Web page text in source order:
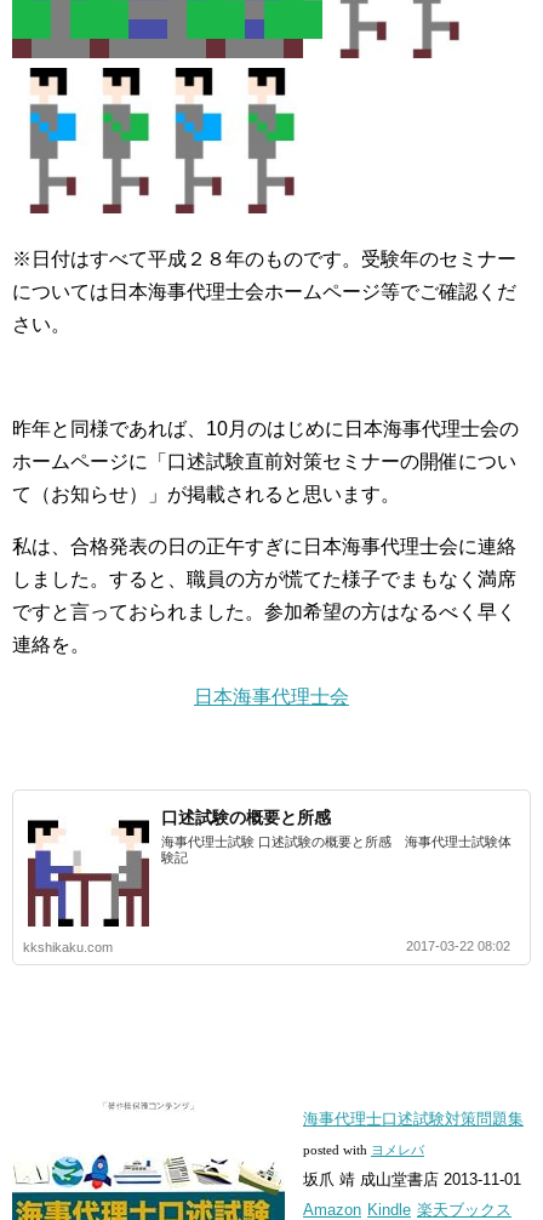
※日付はすべて平成２８年のものです。受験年のセミナー
については日本海事代理士会ホームページ等でご確認くだ
さい。
昨年と同様であれば、10月のはじめに日本海事代理士会の
ホームページに「口述試験直前対策セミナーの開催につい
て（お知らせ）」が掲載されると思います。
私は、合格発表の日の正午すぎに日本海事代理士会に連絡
しました。すると、職員の方が慌てた様子でまもなく満席
ですと言っておられました。参加希望の方はなるべく早く
連絡を。
日本海事代理士会
口述試験の概要と所感
海事代理士試験 口述試験の概要と所感 海事代理士試験体
験記
kkshikaku.com 2017-03-22 08:02
海事代理士口述試験対策問題集
posted with ヨメレバ
坂爪 靖 成山堂書店 2013-11-01
Amazon Kindle 楽天ブックス